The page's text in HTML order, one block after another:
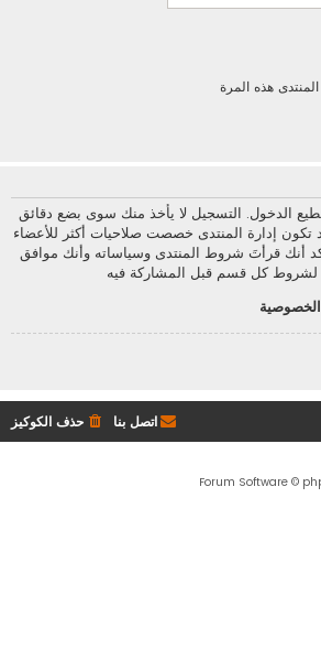
هذه المرة
الدخول. التسجيل لا يأخذ منك سوى بضع دقائق
إدارة المنتدى خصصت صلاحيات أكثر للأعضاء
أنك قرأتَ شروط المنتدى وسياساته وأنك موافق
لشروط كل قسم قبل المشاركة فيه
حذف الكوكيز اتصل بنا